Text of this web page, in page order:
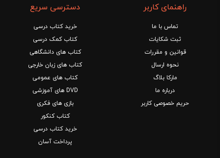
راهنمای کاربر
تماس با ما
ثبت شکایات
قوانین و مقررات
نحوه ارسال
مارکا بلاگ
درباره ما
حریم خصوصی کاربر
دسترسی سریع
خرید کتاب درسی
کتاب کمک درسی
کتاب های دانشگاهی
کتاب های زبان خارجی
کتاب های عمومی
DVD های آموزشی
بازی های فکری
کتاب کنکور
خرید کتاب درسی
پرداخت آسان